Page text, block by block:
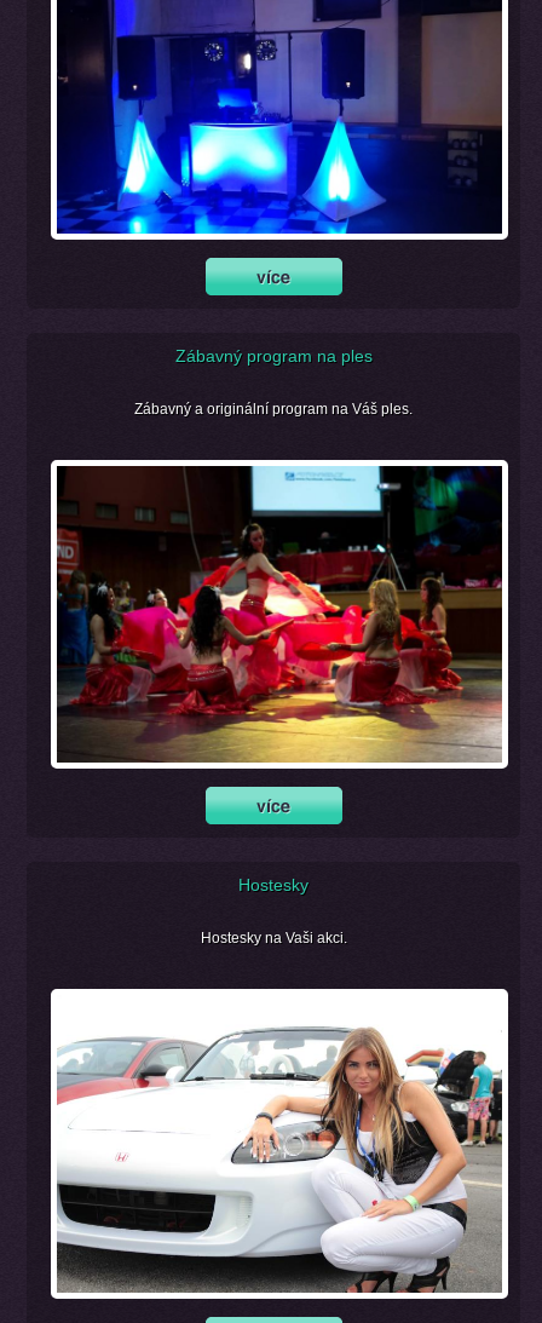
Zábavný program na ples
Zábavný a originální program na Váš ples.
Hostesky
Hostesky na Vaši akci.